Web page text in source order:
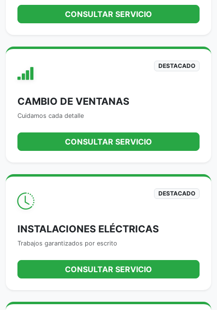
CONSULTAR SERVICIO
DESTACADO
CAMBIO DE VENTANAS
Cuidamos cada detalle
CONSULTAR SERVICIO
DESTACADO
INSTALACIONES ELÉCTRICAS
Trabajos garantizados por escrito
CONSULTAR SERVICIO